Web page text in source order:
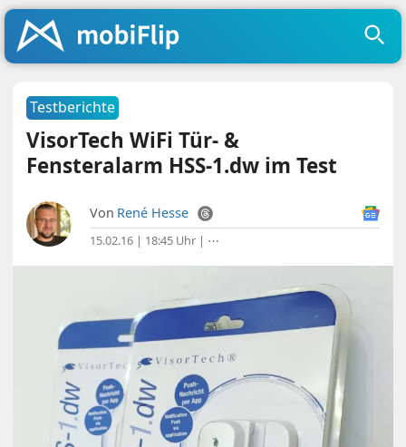
Testberichte
VisorTech WiFi Tür- &
Fensteralarm HSS-1.dw im Test
Von René Hesse
15.02.16 | 18:45 Uhr | ⋯